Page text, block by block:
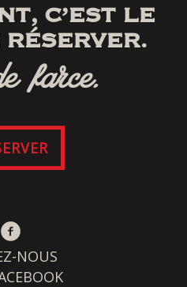
C’EST LE
farce.
NOUS